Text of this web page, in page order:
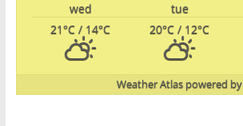
tue
wed
20°C / 12°C
21°C / 14°C
powered by
Weather Atlas